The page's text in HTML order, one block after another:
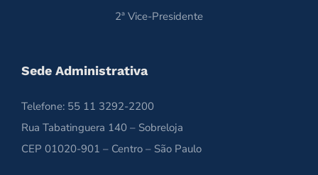
2ª Vice-Presidente
Sede Administrativa
Telefone: 55 11 3292-2200
Rua Tabatinguera 140 – Sobreloja
CEP 01020-901 – Centro – São Paulo